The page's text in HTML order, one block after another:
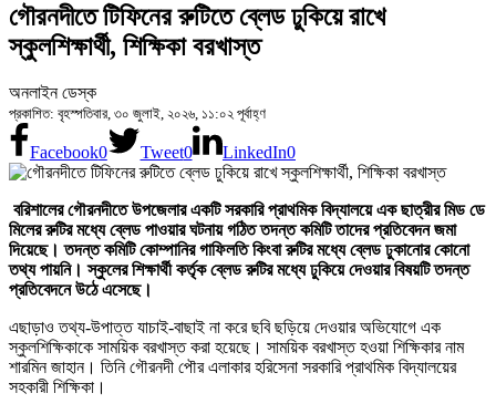
গৌরনদীতে টিফিনের রুটিতে ব্লেড ঢুকিয়ে রাখে
স্কুলশিক্ষার্থী, শিক্ষিকা বরখাস্ত
অনলাইন ডেস্ক
প্রকাশিত: বৃহস্পতিবার, ৩০ জুলাই, ২০২৬, ১১:০২ পূর্বাহ্ণ
Facebook0 Tweet0 LinkedIn0
বরিশালের গৌরনদীতে উপজেলার একটি সরকারি প্রাথমিক বিদ্যালয়ে এক ছাত্রীর মিড ডে
মিলের রুটির মধ্যে ব্লেড পাওয়ার ঘটনায় গঠিত তদন্ত কমিটি তাদের প্রতিবেদন জমা
দিয়েছে। তদন্ত কমিটি কোম্পানির গাফিলতি কিংবা রুটির মধ্যে ব্লেড ঢুকানোর কোনো
তথ্য পায়নি। স্কুলের শিক্ষার্থী কর্তৃক ব্লেড রুটির মধ্যে ঢুকিয়ে দেওয়ার বিষয়টি তদন্ত
প্রতিবেদনে উঠে এসেছে।
এছাড়াও তথ্য-উপাত্ত যাচাই-বাছাই না করে ছবি ছড়িয়ে দেওয়ার অভিযোগে এক
স্কুলশিক্ষিকাকে সাময়িক বরখাস্ত করা হয়েছে। সাময়িক বরখাস্ত হওয়া শিক্ষিকার নাম
শারমিন জাহান। তিনি গৌরনদী পৌর এলাকার হরিসেনা সরকারি প্রাথমিক বিদ্যালয়ের
সহকারী শিক্ষিকা।